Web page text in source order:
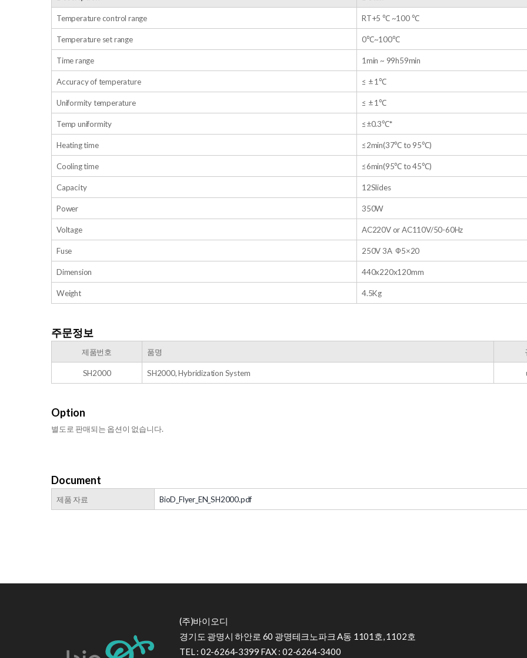
Temperature control range RT+5 ℃ ~100 ℃
Temperature set range 0℃~100℃
Time range 1min ~ 99h59min
Accuracy of temperature ≤ ± 1℃
Uniformity temperature ≤ ± 1℃
Temp uniformity ≤±0.3℃*
Heating time ≤2min(37℃ to 95℃)
Cooling time ≤6min(95℃ to 45℃)
Capacity 12Slides
Power 350W
Voltage AC220V or AC110V/50-60Hz
Fuse 250V 3A Ф5×20
Dimension 440x220x120mm
Weight 4.5Kg
주문정보
​제품번호 품명
SH2000 SH2000, Hybridization System
Option
별도로 판매되는 옵션이 없습니다.
Document
제품 자료 BioD_Flyer_EN_SH2000.pdf
(주)바이오디
경기도 광명시 하안로 60 광명테크노파크 A동 1101호, 1102호
TEL : 02-6264-3399 FAX : 02-6264-3400